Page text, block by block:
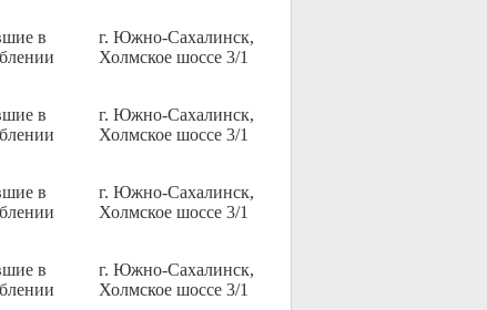
в
г. Южно-Сахалинск,
Холмское шоссе 3/1
в
г. Южно-Сахалинск,
Холмское шоссе 3/1
в
г. Южно-Сахалинск,
Холмское шоссе 3/1
в
г. Южно-Сахалинск,
Холмское шоссе 3/1